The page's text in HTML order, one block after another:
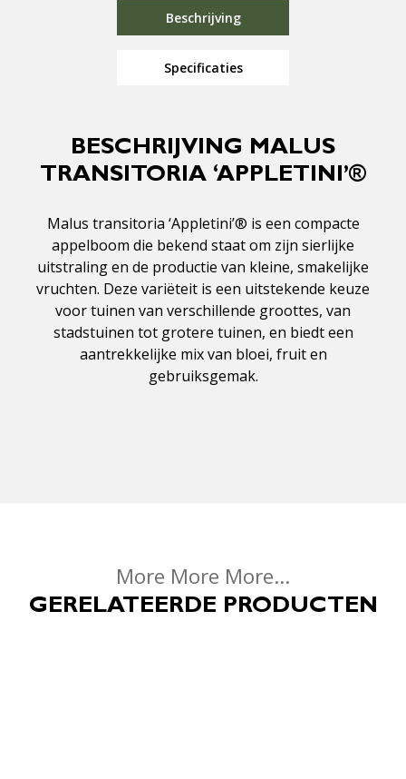
Beschrijving
Specificaties
BESCHRIJVING MALUS
TRANSITORIA ‘APPLETINI’®
Malus transitoria ‘Appletini’® is een compacte
appelboom die bekend staat om zijn sierlijke
uitstraling en de productie van kleine, smakelijke
vruchten. Deze variëteit is een uitstekende keuze
voor tuinen van verschillende groottes, van
stadstuinen tot grotere tuinen, en biedt een
aantrekkelijke mix van bloei, fruit en
gebruiksgemak.
More More More...
GERELATEERDE PRODUCTEN